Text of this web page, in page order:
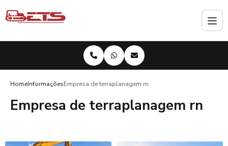
HomeInformaçõesEmpresa de terraplanagem rn
Empresa de terraplanagem rn